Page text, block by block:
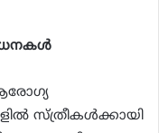
സ്ത്രീകള്‍ക്കായി